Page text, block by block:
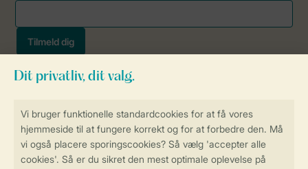
Sikker datahåndtering
Sikker betaling